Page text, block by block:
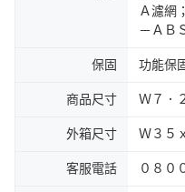
Ａ濾網
－ＡＢ
保固 功能保
商品尺寸 Ｗ７．
外箱尺寸 Ｗ３５
客服電話 ０８０